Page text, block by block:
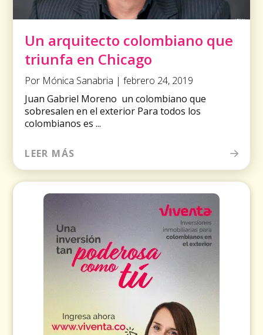
Un arquitecto colombiano que
triunfa en Chicago
Por Mónica Sanabria | febrero 24, 2019
Juan Gabriel Moreno un colombiano que
sobresalen en el exterior Para todos los
colombianos es ...
LEER MÁS